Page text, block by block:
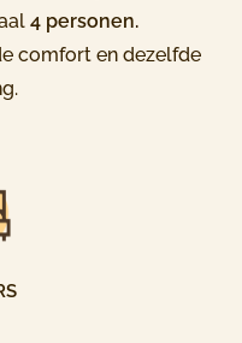
4 personen.
comfort en dezelfde